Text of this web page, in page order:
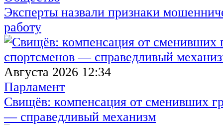
Эксперты назвали признаки
работу
Августа 2026 12:34
Парламент
Свищёв: компенсация от сменивших
— справедливый механизм